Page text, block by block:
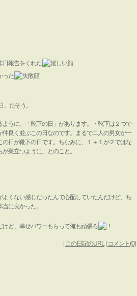
日報告をくれた
った
だそう。
ように、「靴下の日」があります。・靴下は２つで
良く並ぶこの日なのです。まるで二人の男女が一
日が靴下の日です。ちなみに、１＋１が２ではな
巣立つように」とのこと。
くない感じだったんで心配していたんだけど、ち
に良かった。
ど、幸せパワーもらって俺も頑張ろ
この日記のURL| コメント(0)|